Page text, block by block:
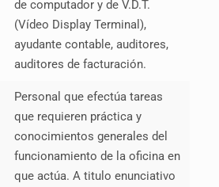
de computador y de V.D.T.
(Vídeo Display Terminal),
ayudante contable, auditores,
auditores de facturación.
Personal que efectúa tareas
que requieren práctica y
conocimientos generales del
funcionamiento de la oficina en
que actúa. A titulo enunciativo